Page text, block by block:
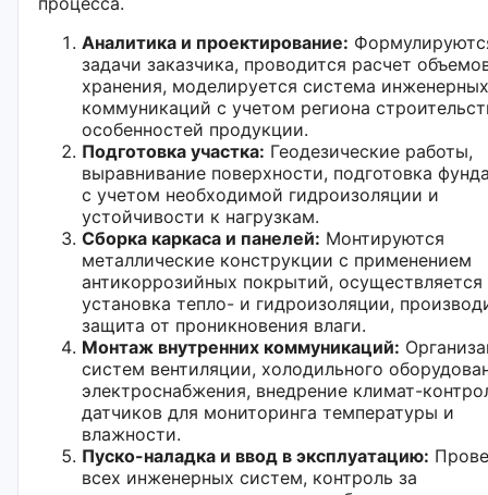
Аналитика и проектирование:
задачи заказчика, проводится расчет
хранения, моделируется система инженерных
коммуникаций с учетом региона
особенностей продукции.
Подготовка участка: Геодезические работы,
выравнивание поверхности, подготовка
с учетом необходимой гидроизоляции и
устойчивости к нагрузкам.
Сборка каркаса и панелей: Монтируются
металлические конструкции с применением
антикоррозийных покрытий, осуществляется
установка тепло- и гидроизоляции,
защита от проникновения влаги.
Монтаж внутренних коммуникаций:
систем вентиляции, холодильного
электроснабжения, внедрение климат-
датчиков для мониторинга температуры и
влажности.
Пуско-наладка и ввод в эксплуатацию:
всех инженерных систем, контроль за